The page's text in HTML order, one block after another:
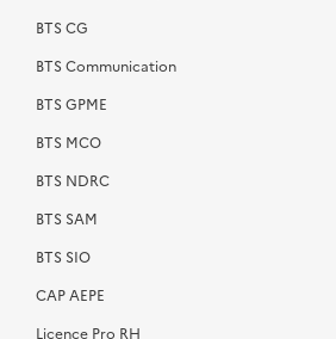
BTS CG
BTS Communication
BTS GPME
BTS MCO
BTS NDRC
BTS SAM
BTS SIO
CAP AEPE
Licence Pro RH